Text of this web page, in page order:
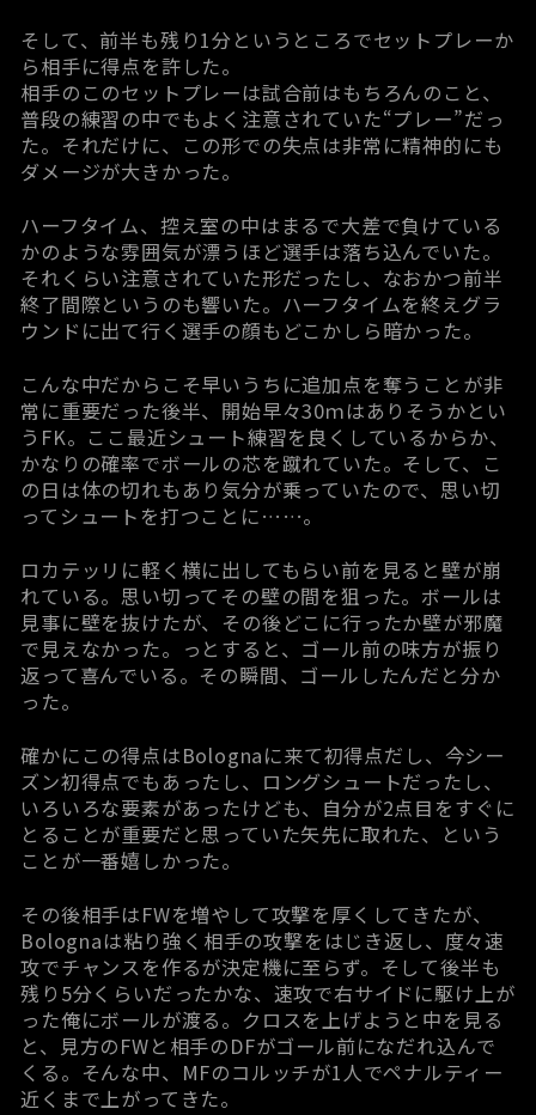
そして、前半も残り1分というところでセットプレーか
ら相手に得点を許した。
相手のこのセットプレーは試合前はもちろんのこと、
普段の練習の中でもよく注意されていた“プレー”だっ
た。それだけに、この形での失点は非常に精神的にも
ダメージが大きかった。
ハーフタイム、控え室の中はまるで大差で負けている
かのような雰囲気が漂うほど選手は落ち込んでいた。
それくらい注意されていた形だったし、なおかつ前半
終了間際というのも響いた。ハーフタイムを終えグラ
ウンドに出て行く選手の顔もどこかしら暗かった。
こんな中だからこそ早いうちに追加点を奪うことが非
常に重要だった後半、開始早々30ｍはありそうかとい
うFK。ここ最近シュート練習を良くしているからか、
かなりの確率でボールの芯を蹴れていた。そして、こ
の日は体の切れもあり気分が乗っていたので、思い切
ってシュートを打つことに……。
ロカテッリに軽く横に出してもらい前を見ると壁が崩
れている。思い切ってその壁の間を狙った。ボールは
見事に壁を抜けたが、その後どこに行ったか壁が邪魔
で見えなかった。っとすると、ゴール前の味方が振り
返って喜んでいる。その瞬間、ゴールしたんだと分か
った。
確かにこの得点はBolognaに来て初得点だし、今シー
ズン初得点でもあったし、ロングシュートだったし、
いろいろな要素があったけども、自分が2点目をすぐに
とることが重要だと思っていた矢先に取れた、という
ことが一番嬉しかった。
その後相手はFWを増やして攻撃を厚くしてきたが、
Bolognaは粘り強く相手の攻撃をはじき返し、度々速
攻でチャンスを作るが決定機に至らず。そして後半も
残り5分くらいだったかな、速攻で右サイドに駆け上が
った俺にボールが渡る。クロスを上げようと中を見る
と、見方のFWと相手のDFがゴール前になだれ込んで
くる。そんな中、MFのコルッチが1人でペナルティー
近くまで上がってきた。